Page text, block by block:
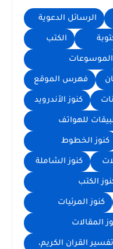
الرسائل الدعوية
الكتب
الموسوعات
فهرس الموقع
كنوز الأندرويد
للهواتف
كنوز الخطوط
كنوز الشاملة
الكتب
كنوز المرئيات
المقالات
القران الكريم،